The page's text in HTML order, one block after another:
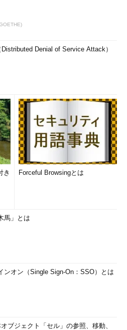
Distributed Denial of Service Attack）
き
Forceful Browsingとは
馬」とは
ンオン（Single Sign-On：SSO）とは
ブジェクト「セル」の参照、移動、